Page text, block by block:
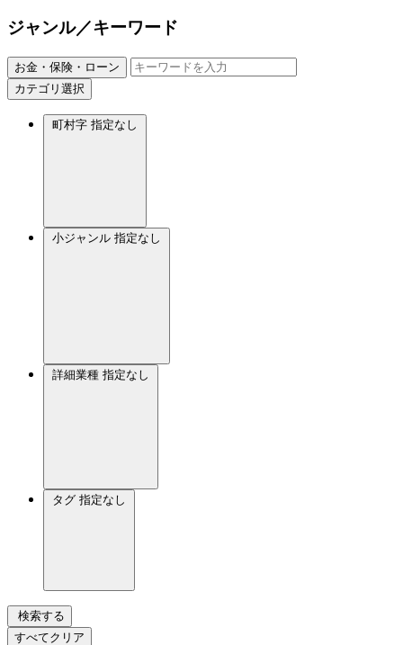
ジャンル／キーワード
お金・保険・ローン
カテゴリ選択
町村字 指定なし
小ジャンル 指定なし
詳細業種 指定なし
タグ 指定なし
検索する
すべてクリア